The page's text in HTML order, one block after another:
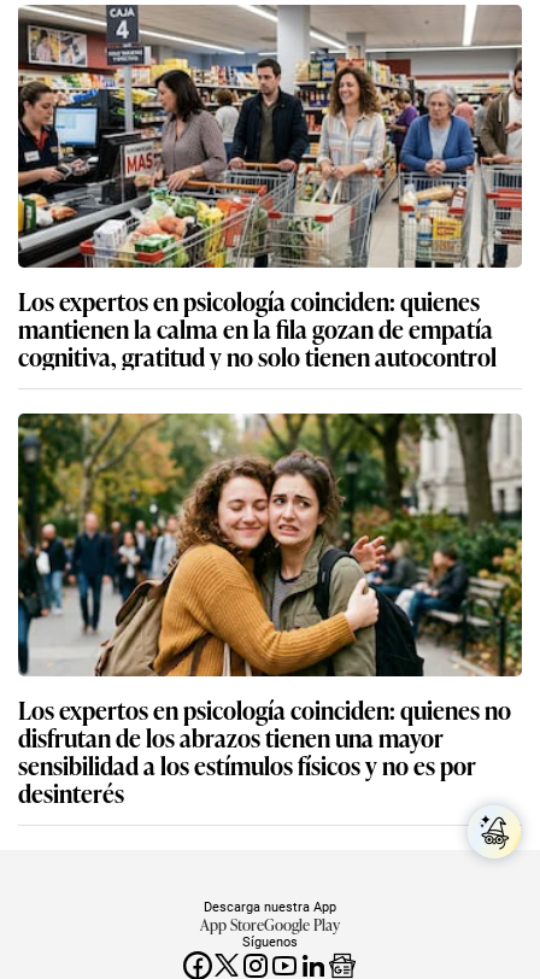
Los expertos en psicología coinciden: quienes
mantienen la calma en la fila gozan de empatía
cognitiva, gratitud y no solo tienen autocontrol
Los expertos en psicología coinciden: quienes no
disfrutan de los abrazos tienen una mayor
sensibilidad a los estímulos físicos y no es por
desinterés
Síguenos
Descarga nuestra App
App StoreGoogle Play